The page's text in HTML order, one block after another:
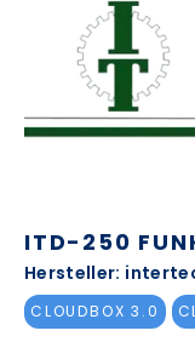
ITD-250
Hersteller:
CLOUDBOX 3.0